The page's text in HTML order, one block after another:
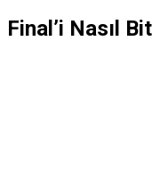
Final’i Nasıl